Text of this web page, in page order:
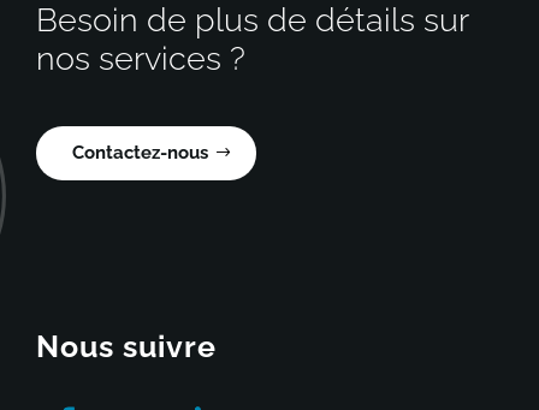
Besoin de plus de détails sur
nos services ?
Contactez-nous
Nous suivre